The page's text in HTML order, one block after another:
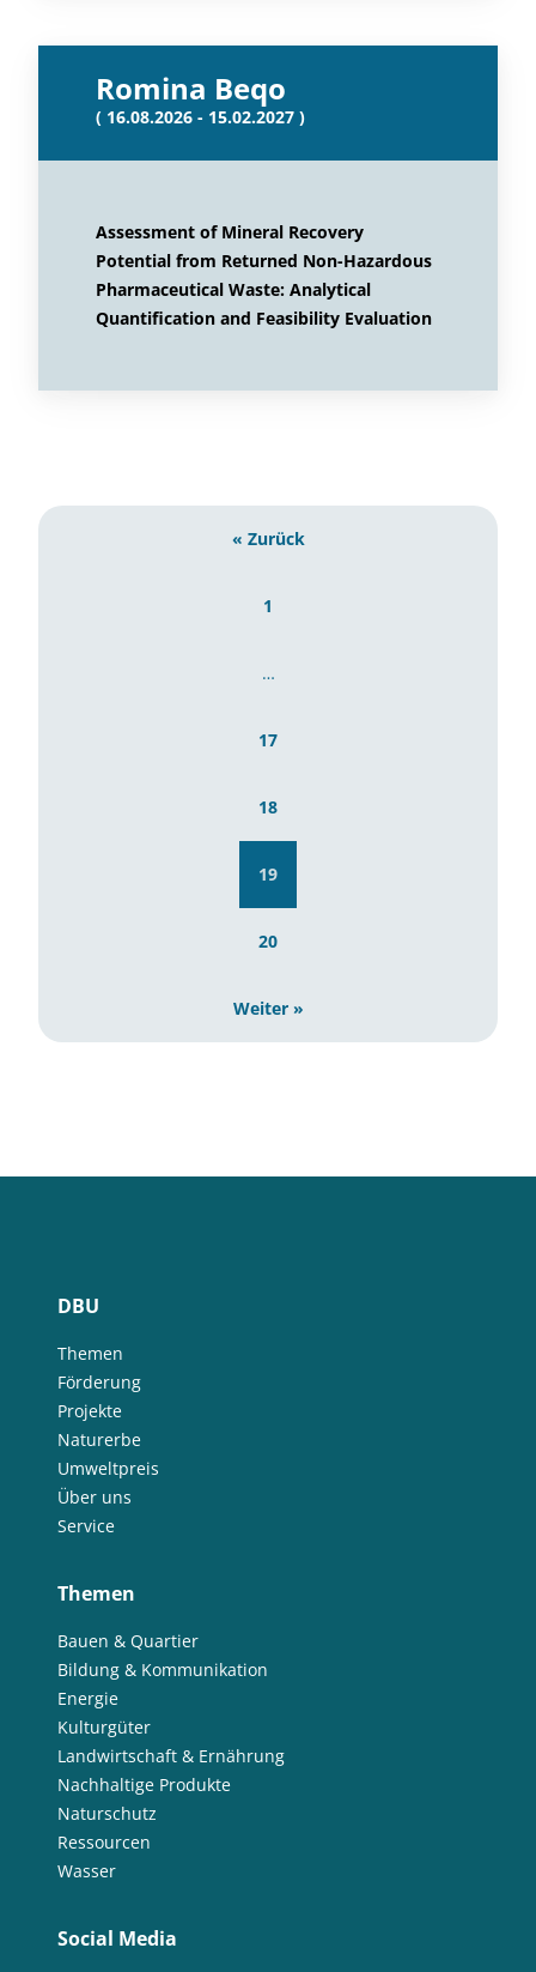
Romina Beqo
( 16.08.2026 - 15.02.2027 )
Assessment of Mineral Recovery
Potential from Returned Non-Hazardous
Pharmaceutical Waste: Analytical
Quantification and Feasibility Evaluation
« Zurück
1
…
17
18
19
20
Weiter »
DBU
Themen
Förderung
Projekte
Naturerbe
Umweltpreis
Über uns
Service
Themen
Bauen & Quartier
Bildung & Kommunikation
Energie
Kulturgüter
Landwirtschaft & Ernährung
Nachhaltige Produkte
Naturschutz
Ressourcen
Wasser
Social Media